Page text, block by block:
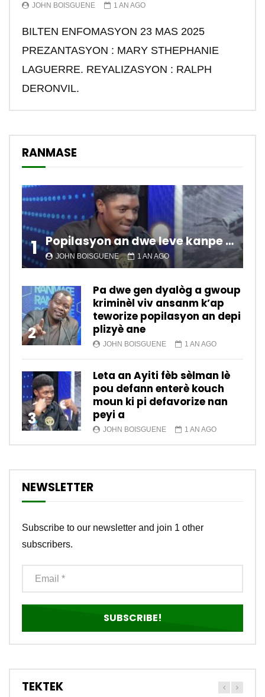
JOHN BOISGUENE 1 AN AGO
BILTEN ENFOMASYON 23 MAS 2025
PREZANTASYON : MARY STHEPHANIE
LAGUERRE. REYALIZASYON : RALPH
DERONVIL.
RANMASE
1 Popilasyon an dwe leve kanpe pou chanje sitiyasyon kawotik l’ap viv nan peyi a.
JOHN BOISGUENE 1 AN AGO
2
Pa dwe gen dyalòg a gwoup
kriminèl viv ansanm k’ap
teworize popilasyon an depi
plizyè ane
JOHN BOISGUENE 1 AN AGO
3
Leta an Ayiti fèb sèlman lè
pou defann enterè kouch
moun ki pi defavorize nan
peyi a
JOHN BOISGUENE 1 AN AGO
NEWSLETTER
Subscribe to our newsletter and join 1 other
subscribers.
TEKTEK